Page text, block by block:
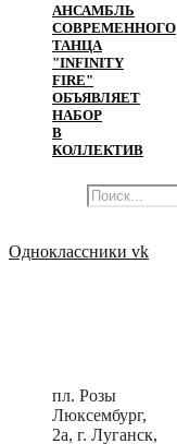
АНСАМБЛЬ
СОВРЕМЕННОГО
ТАНЦА
"INFINITY
FIRE"
ОБЪЯВЛЯЕТ
НАБОР
В
КОЛЛЕКТИВ
Одноклассники vk
пл. Розы
Люксембург,
2a, г. Луганск,